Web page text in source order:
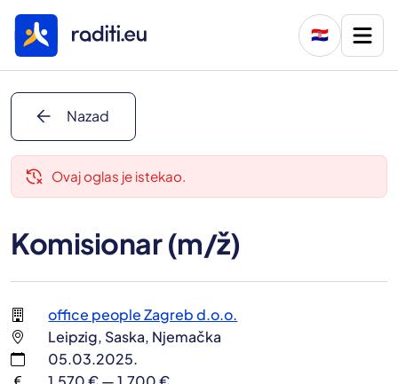
🇭🇷
arrow_back Nazad
delete_history Ovaj oglas je istekao.
Komisionar (m/ž)
office people Zagreb d.o.o.
Leipzig, Saska, Njemačka
05.03.2025.